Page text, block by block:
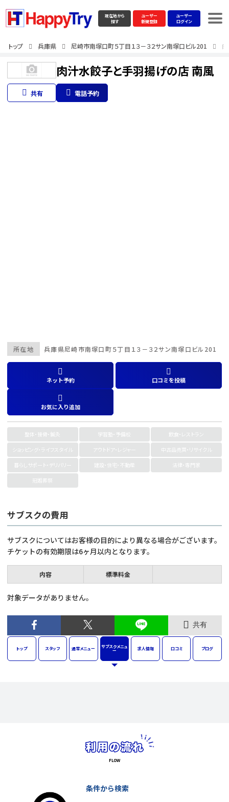
現在地から
探す
ユーザー
新規登録
ユーザー
ログイン
トップ 兵庫県 尼崎市南塚口町５丁目１３－３２サン南塚口ビル201
肉汁水餃子と手羽揚げの店 南風
共有 電話予約
所在地 兵庫県尼崎市南塚口町５丁目１３－３２サン南塚口ビル201
ネット予約 口コミを投稿
お気に入り追加
整体・接骨・鍼灸 学習塾・予備校
飲食・レストラン
ショッピング・ライフスタイル
アウトドア・レジャー
中古品売買・リサイクル
暮らしサポート・デリバリー
建設・住宅・不動産
法律・専門家
冠婚葬祭
サブスクの費用
サブスクについてはお客様の目的により異なる場合がございます。
チケットの有効期限は6ヶ月以内となります。
内容 標準料金
対象データがありません。
共有
トップ スタッフ 通常メニュー サブスクメニュ
ー 求人情報 口コミ ブログ
条件から検索